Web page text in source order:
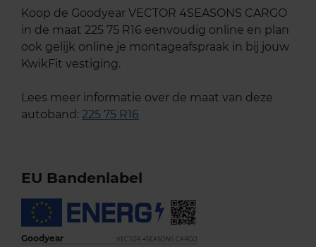
Koop de Goodyear VECTOR 4SEASONS CARGO
in de maat 225 75 R16 eenvoudig online en plan
ook gelijk online je montageafspraak in bij jouw
KwikFit vestiging.
Lees meer informatie over de maat van deze
autoband: 225 75 R16
EU Bandenlabel
Goodyear VECTOR 4SEASONS CARGO